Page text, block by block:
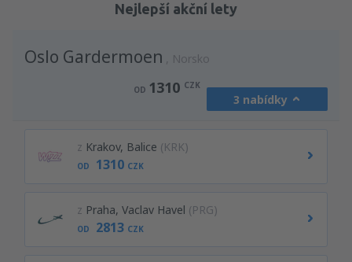
Nejlepší akční lety
Oslo Gardermoen Norsko
OD 1310 CZK
3 nabídky
z Krakov, Balice (KRK)
OD 1310 CZK
z Praha, Vaclav Havel (PRG)
OD 2813 CZK